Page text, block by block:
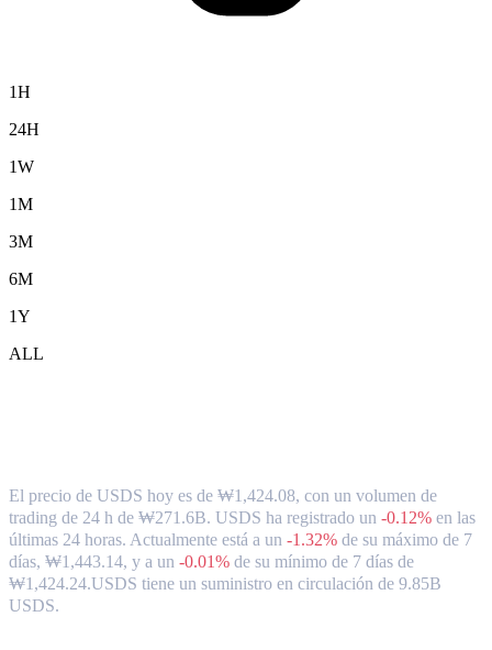
1H
24H
1W
1M
3M
6M
1Y
ALL
El precio de USDS hoy es de ₩1,424.08, con un volumen de
trading de 24 h de ₩271.6B. USDS ha registrado un -0.12% en las
últimas 24 horas. Actualmente está a un -1.32% de su máximo de 7
días, ₩1,443.14, y a un -0.01% de su mínimo de 7 días de
₩1,424.24.USDS tiene un suministro en circulación de 9.85B
USDS.